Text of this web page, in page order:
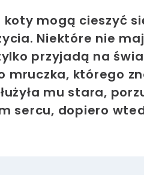
koty mogą cieszyć
Niektóre nie
przyjadą na
mruczka, którego
mu stara,
sercu, dopiero